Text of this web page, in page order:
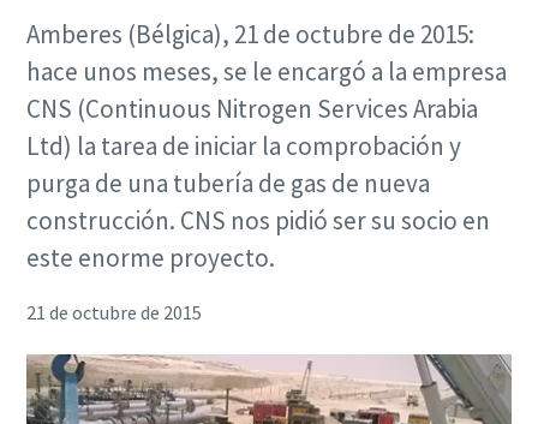
Amberes (Bélgica), 21 de octubre de 2015:
hace unos meses, se le encargó a la empresa
CNS (Continuous Nitrogen Services Arabia
Ltd) la tarea de iniciar la comprobación y
purga de una tubería de gas de nueva
construcción. CNS nos pidió ser su socio en
este enorme proyecto.
21 de octubre de 2015